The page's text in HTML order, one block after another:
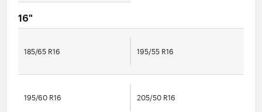
16"
185/65 R16 195/55 R16
195/60 R16 205/50 R16